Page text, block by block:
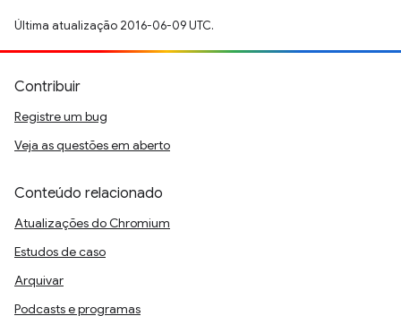
Última atualização 2016-06-09 UTC.
Contribuir
Registre um bug
Veja as questões em aberto
Conteúdo relacionado
Atualizações do Chromium
Estudos de caso
Arquivar
Podcasts e programas